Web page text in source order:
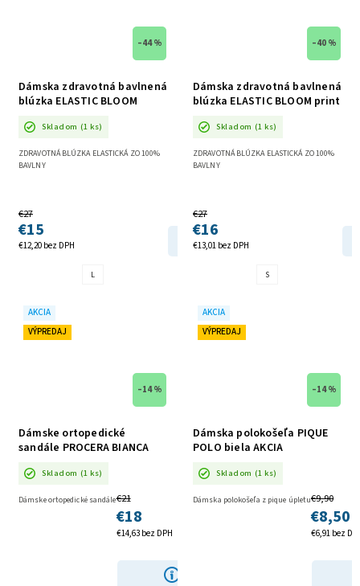
–44 %
Dámska zdravotná bavlnená
blúzka ELASTIC BLOOM
Skladom (1 ks)
€12,20 bez DPH
€27
€15
DETAIL
ZDRAVOTNÁ BLÚZKA ELASTICKÁ ZO 100%
BAVLNY
L
–40 %
Dámska zdravotná bavlnená
blúzka ELASTIC BLOOM print
Skladom (1 ks)
€13,01 bez DPH
€27
€16
ZDRAVOTNÁ BLÚZKA ELASTICKÁ ZO 100%
BAVLNY
S
AKCIA
VÝPREDAJ
–14 %
Dámske ortopedické
sandále PROCERA BIANCA
Skladom (1 ks)
€14,63 bez DPH
€21
€18
Dámske ortopedické sandále
AKCIA
VÝPREDAJ
–14 %
Dámska polokošeľa PIQUE
POLO biela AKCIA
Skladom (1 ks)
€6,91 bez
€9,90
€8,50
Dámska polokošeľa z pique úpletu